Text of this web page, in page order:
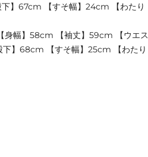
】67cm 【すそ幅】24cm 【わたり
身幅】58cm 【袖丈】59cm 【ウエス
】68cm 【すそ幅】25cm 【わたり